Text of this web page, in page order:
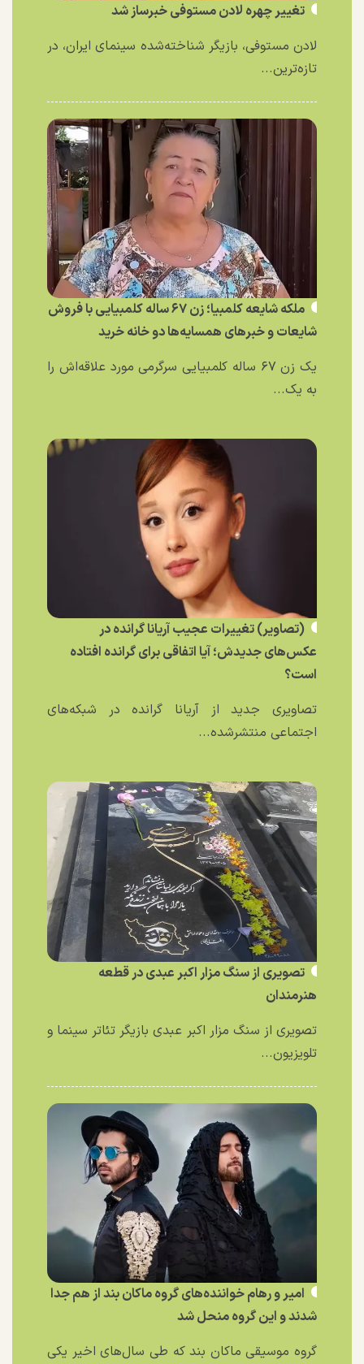
تغییر چهره لادن مستوفی خبرساز شد
لادن مستوفی، بازیگر شناخته‌شده سینمای ایران، در
تازه‌ترین...
ملکه شایعه کلمبیا؛ زن ۶۷ ساله کلمبیایی با فروش
شایعات و خبر‌های همسایه‌ها دو خانه خرید
یک زن ۶۷ ساله کلمبیایی سرگرمی مورد علاقه‌اش را
به یک...
(تصاویر) تغییرات عجیب آریانا گرانده در
عکس‌های جدیدش؛ آیا اتفاقی برای گرانده افتاده
است؟
تصاویری جدید از آریانا گرانده در شبکه‌های
اجتماعی منتشرشده...
تصویری از سنگ مزار اکبر عبدی در قطعه
هنرمندان
تصویری از سنگ مزار اکبر عبدی بازیگر تئاتر سینما و
تلویزیون...
امیر و رهام خواننده‌های گروه ماکان بند از هم جدا
شدند و این گروه منحل شد
گروه موسیقی ماکان بند که طی سال‌های اخیر یکی